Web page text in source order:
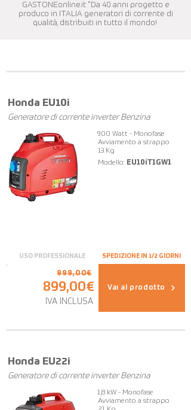
GASTONEonline.it "Da 40 anni progetto e
produco in ITALIA generatori di corrente di
qualità, distribuiti in tutto il mondo!
Honda EU10i
Generatore di corrente inverter Benzina
900 Watt - Monofase
Avviamento a strappo
13 Kg
Modello: EU10iT1GW1
USO PROFESSIONALE SPEDIZIONE IN 1/2 GIORNI
999,00€
899,00€
IVA INCLUSA
Vai al prodotto
Honda EU22i
Generatore di corrente inverter Benzina
1,8 kW - Monofase
Avviamento a strappo